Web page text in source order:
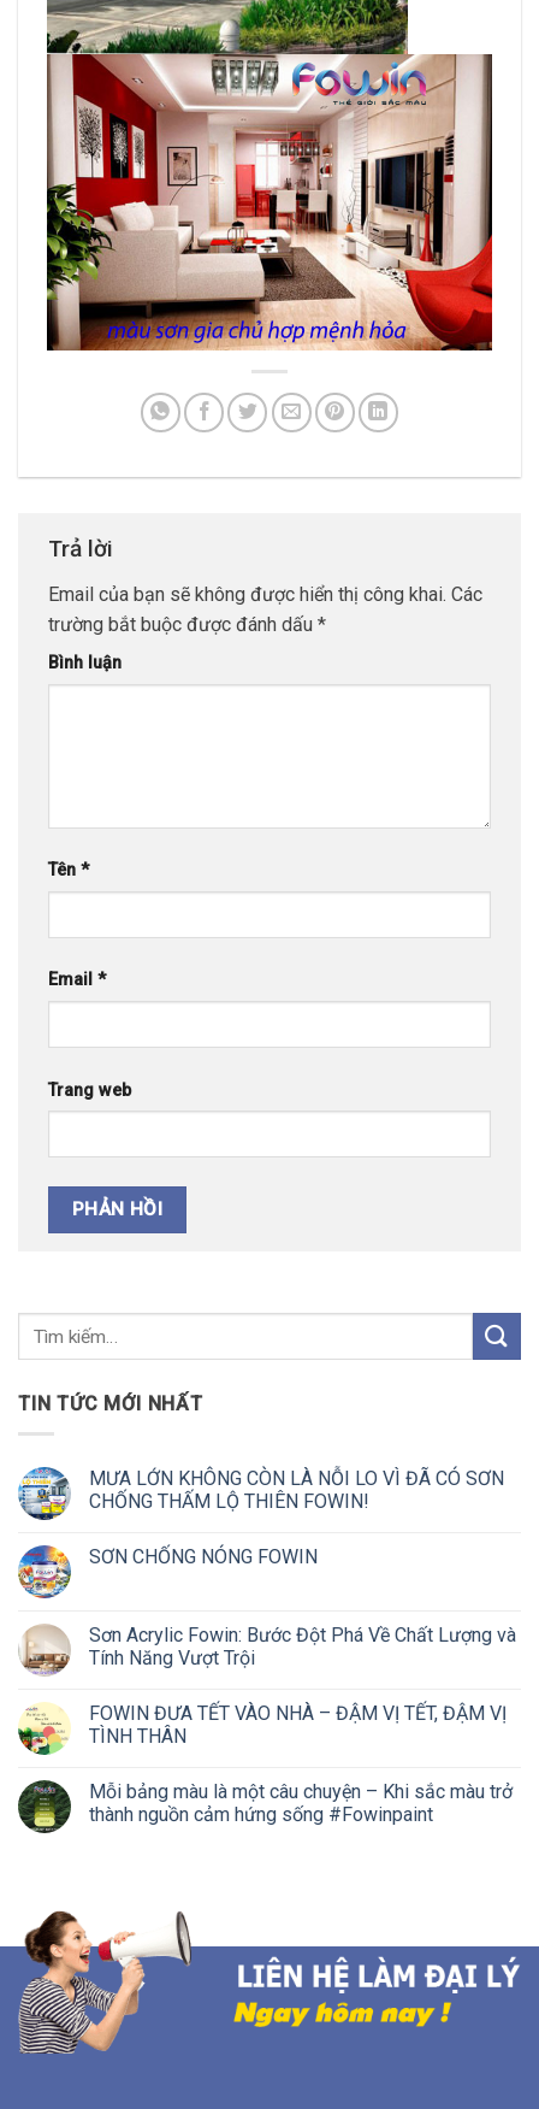
Trả lời
Email của bạn sẽ không được hiển thị công khai. Các
trường bắt buộc được đánh dấu *
Bình luận
Tên *
Email *
Trang web
TIN TỨC MỚI NHẤT
MƯA LỚN KHÔNG CÒN LÀ NỖI LO VÌ ĐÃ CÓ SƠN
CHỐNG THẤM LỘ THIÊN FOWIN!
SƠN CHỐNG NÓNG FOWIN
Sơn Acrylic Fowin: Bước Đột Phá Về Chất Lượng và
Tính Năng Vượt Trội
FOWIN ĐƯA TẾT VÀO NHÀ – ĐẬM VỊ TẾT, ĐẬM VỊ
TÌNH THÂN
Mỗi bảng màu là một câu chuyện – Khi sắc màu trở
thành nguồn cảm hứng sống #Fowinpaint